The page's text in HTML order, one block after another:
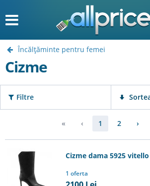
Încălţăminte pentru femei
Cizme
Filtre
« ‹ 1 2 ›
Cizme dama 5925
1 oferta